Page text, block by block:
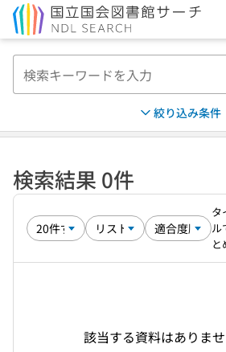
絞り込み条件
検索結果 0件
タ
ル
と
該当する資料はありま